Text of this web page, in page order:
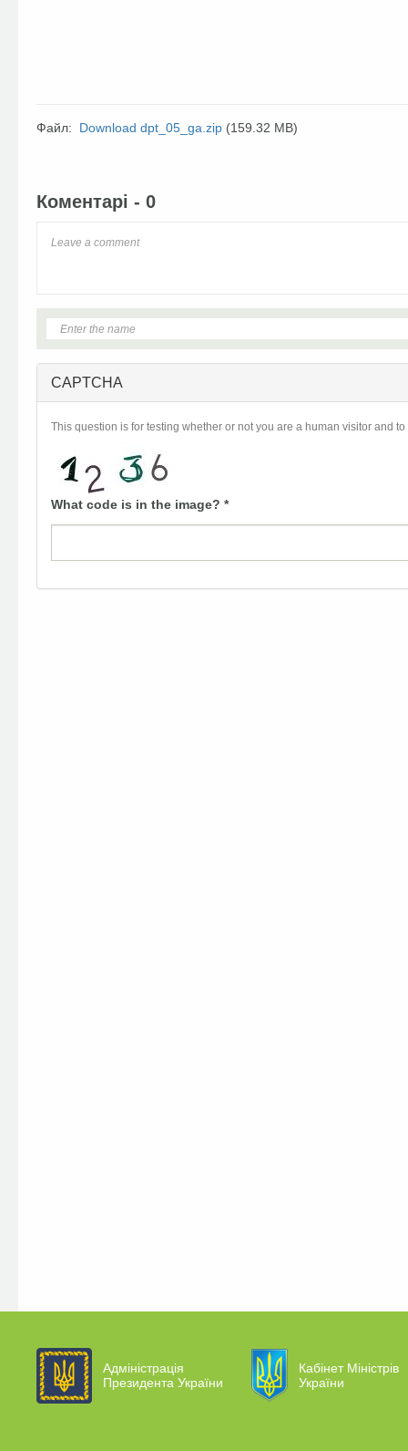
Файл: Download dpt_05_ga.zip (159.32 MB)
Коментарі - 0
CAPTCHA
This question is for testing whether or not you are a human visitor and
What code is in the image? *
Адміністрація
Президента України
Кабінет Міністрів
України